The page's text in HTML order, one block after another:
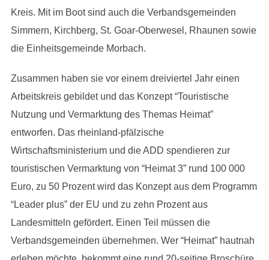
Kreis. Mit im Boot sind auch die Verbandsgemeinden
Simmern, Kirchberg, St. Goar-Oberwesel, Rhaunen sowie
die Einheitsgemeinde Morbach.
Zusammen haben sie vor einem dreiviertel Jahr einen
Arbeitskreis gebildet und das Konzept “Touristische
Nutzung und Vermarktung des Themas Heimat”
entworfen. Das rheinland-pfälzische
Wirtschaftsministerium und die ADD spendieren zur
touristischen Vermarktung von “Heimat 3” rund 100 000
Euro, zu 50 Prozent wird das Konzept aus dem Programm
“Leader plus” der EU und zu zehn Prozent aus
Landesmitteln gefördert. Einen Teil müssen die
Verbandsgemeinden übernehmen. Wer “Heimat” hautnah